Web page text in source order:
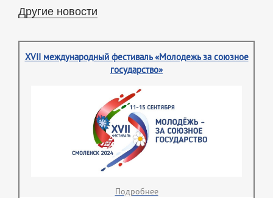
Другие новости
XVII международный фестиваль «Молодежь за союзное
государство»
Подробнее